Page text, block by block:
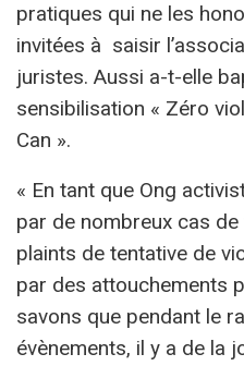
pratiques qui ne les
invitées à saisir
juristes. Aussi a-t-elle
sensibilisation « Zéro
Can ».
« En tant que Ong
par de nombreux cas
plaints de tentative de
par des attouchements
savons que pendant le
évènements, il y a de la